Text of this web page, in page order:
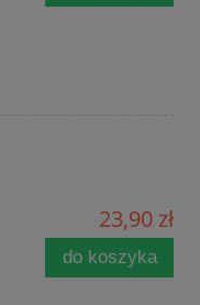
23,90 zł
do koszyka